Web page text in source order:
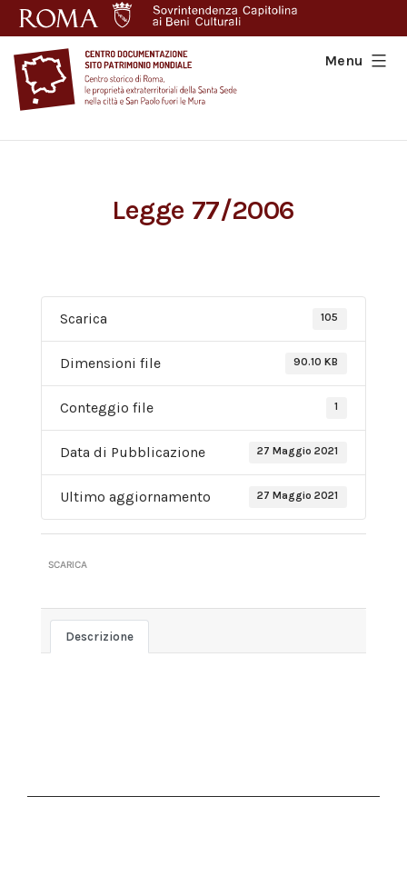
Salta
contenuto
Centro
Menu
Legge 77/2006
Scarica 105
Dimensioni file 90.10 KB
Conteggio file 1
Data di Pubblicazione 27 Maggio 2021
Ultimo aggiornamento 27 Maggio 2021
SCARICA
Descrizione